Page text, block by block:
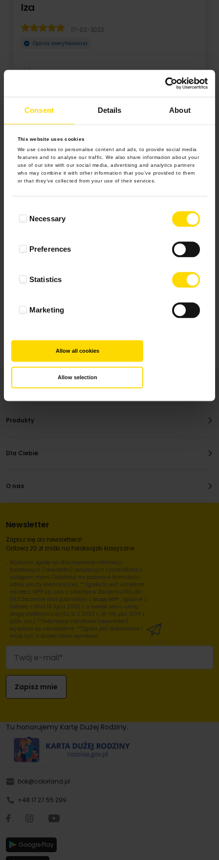
Consent Details About
This website uses cookies
We use cookies to personalise content and ads, to provide social media
features and to analyse our traffic. We also share information about your
use of our site with our social media, advertising and analytics partners
who may combine it with other information that you’ve provided to them
or that they’ve collected from your use of their services.
SelectionNecessary
Preferences
Statistics
Marketing
Allow all cookies
Allow selection
Iza
17-02-2023
Opinia zweryfikowana
Jak zwykle szybka realizacja zamówienia. Świetna jakość
Rozwiń
5.0 z 5.0
Najbardziej pomocne oceny, które doradzą Ci
Produkty
Dla Ciebie
O nas
Newsletter
Zapisz się do newslettera!
Odbierz 20 zł zniżki na fotoksiążki klasyczne.
Wyrażam zgodę na otrzymywanie informacji
handlowych (newsletter) związanych z produktami i
usługami marki Colorland, na podany w formularzu
adres poczty elektronicznej. **Zgoda ta jest udzielana
na rzecz: MPP sp. z o.o. z siedzibą w Zaczerniu 190, 36-
062 Zaczernie oraz podmiotów z Grupy MPP , zgodnie z
Ustawą z dnia 18 lipca 2002 r. o świadczeniu usług
drogą elektroniczną (Dz. U. z 2002 r., Nr 144, poz. 1204 z
późn. zm.). **Informacje handlowe (newsletter)
wysyłane są nieodpłatnie. **Zgoda jest dobrowolna i
może być w każdej chwili wycofana.
Tu honorujemy Kartę Dużej Rodziny.
bok@colorland.pl
+48 17 27 55 299
Google Play